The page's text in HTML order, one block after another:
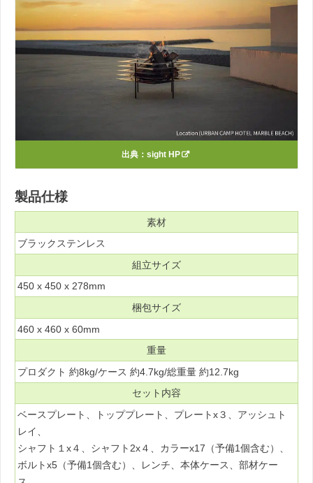
出典： sight HP
製品仕様
素材
ブラックステンレス
組立サイズ
450 x 450 x 278mm
梱包サイズ
460 x 460 x 60mm
重量
プロダクト 約8kg/ケース 約4.7kg/総重量 約12.7kg
セット内容
ベースプレート、トッププレート、プレートx３、アッシュト
レイ、
シャフト１x４、シャフト2x４、カラーx17（予備1個含む）、
ボルトx5（予備1個含む）、レンチ、本体ケース、部材ケー